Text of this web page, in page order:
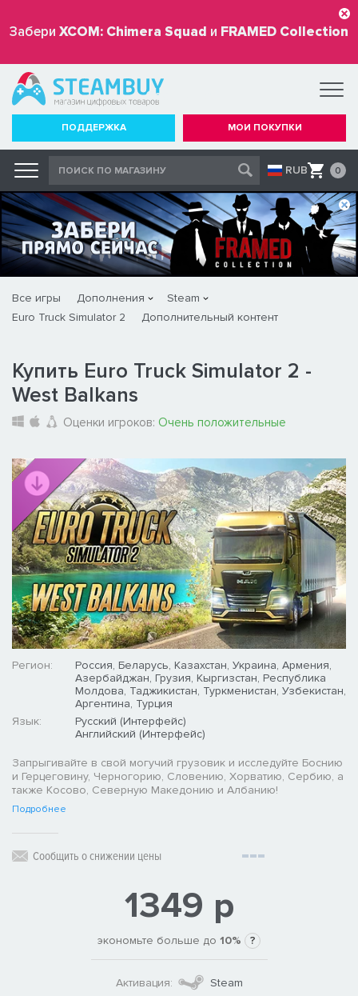
Забери XCOM: Chimera Squad и FRAMED Collection
бесплатно
ПОДДЕРЖКА МОИ ПОКУПКИ
RUB 0
Все игры Дополнения
Steam
Euro Truck Simulator 2
Дополнительный контент
Купить Euro Truck Simulator 2 -
West Balkans
Оценки игроков: Очень положительные
Регион:
Россия, Беларусь, Казахстан, Украина, Армения,
Азербайджан, Грузия, Кыргизстан, Республика
Молдова, Таджикистан, Туркменистан, Узбекистан,
Аргентина, Турция
Язык:
Русский (Интерфейс)
Английский (Интерфейс)
Запрыгивайте в свой могучий грузовик и исследуйте Боснию
и Герцеговину, Черногорию, Словению, Хорватию, Сербию, а
также Косово, Северную Македонию и Албанию!
Подробнее
Сообщить о снижении цены
1349 р
экономьте больше до 10% ?
Активация:
Steam